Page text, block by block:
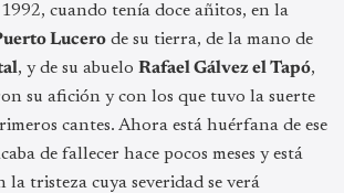
cuando tenía doce añitos, en la
Lucero de su tierra, de la mano de
, y de su abuelo Rafael Gálvez el Tapó,
su afición y con los que tuvo la suerte
cantes. Ahora está huérfana de ese
de fallecer hace pocos meses y está
tristeza cuya severidad se verá